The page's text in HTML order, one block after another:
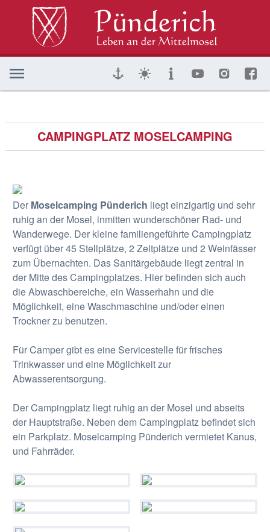
CAMPINGPLATZ MOSELCAMPING
Der Moselcamping Pünderich liegt einzigartig und sehr
ruhig an der Mosel, inmitten wunderschöner Rad- und
Wanderwege. Der kleine familiengeführte Campingplatz
verfügt über 45 Stellplätze, 2 Zeltplätze und 2 Weinfässer
zum Übernachten. Das Sanitärgebäude liegt zentral in
der Mitte des Campingplatzes. Hier befinden sich auch
die Abwaschbereiche, ein Wasserhahn und die
Möglichkeit, eine Waschmaschine und/oder einen
Trockner zu benutzen.
Für Camper gibt es eine Servicestelle für frisches
Trinkwasser und eine Möglichkeit zur
Abwasserentsorgung.
Der Campingplatz liegt ruhig an der Mosel und abseits
der Hauptstraße. Neben dem Campingplatz befindet sich
ein Parkplatz. Moselcamping Pünderich vermietet Kanus,
und Fahrräder.